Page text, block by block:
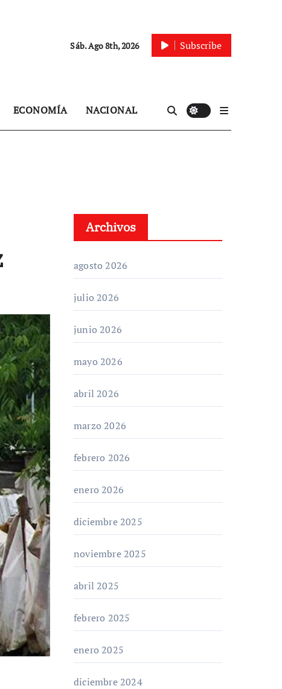
Sáb. Ago 8th, 2026 Subscribe
ECONOMÍA NACIONAL
Archivos
agosto 2026
julio 2026
junio 2026
mayo 2026
abril 2026
marzo 2026
febrero 2026
enero 2026
diciembre 2025
noviembre 2025
abril 2025
febrero 2025
enero 2025
diciembre 2024